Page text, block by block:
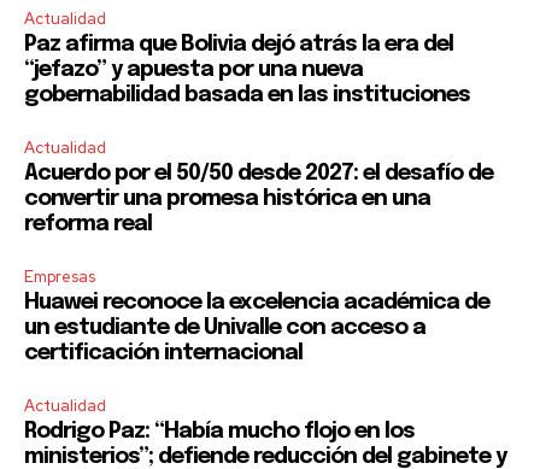
Actualidad
Paz afirma que Bolivia dejó atrás la era del
“jefazo” y apuesta por una nueva
gobernabilidad basada en las instituciones
Actualidad
Acuerdo por el 50/50 desde 2027: el desafío de
convertir una promesa histórica en una
reforma real
Empresas
Huawei reconoce la excelencia académica de
un estudiante de Univalle con acceso a
certificación internacional
Actualidad
Rodrigo Paz: “Había mucho flojo en los
ministerios”; defiende reducción del gabinete y